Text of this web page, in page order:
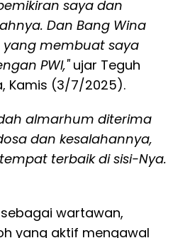
saya dan
Dan Bang Wina
membuat saya
PWI,"ujar Teguh
Kamis (3/7/2025).
almarhum diterima
dan kesalahannya,
terbaik di sisi-Nya.
wartawan,
yang aktif mengawal